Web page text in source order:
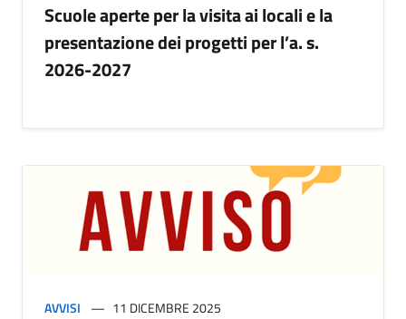
Scuole aperte per la visita ai locali e la
presentazione dei progetti per l’a. s.
2026-2027
AVVISI 11 DICEMBRE 2025